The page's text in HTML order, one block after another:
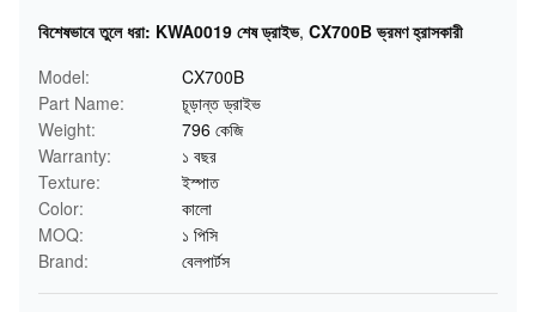
বিশেষভাবে তুলে ধরা: KWA0019 শেষ ড্রাইভ, CX700B ভ্রমণ হ্রাসকারী
Model:
CX700B
Part Name:
চূড়ান্ত ড্রাইভ
Weight:
796 কেজি
Warranty:
১ বছর
Texture:
ইস্পাত
Color:
কালো
MOQ:
১ পিসি
Brand:
বেলপার্টস